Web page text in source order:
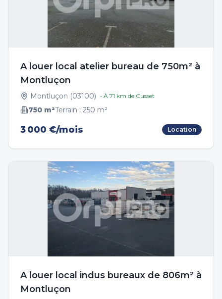
A louer local atelier bureau de 750m² à
Montluçon
Montluçon (03100) • À 71 km de Cusset
750 m²Terrain : 250 m²
3 000 €/mois Location
A louer local indus bureaux de 806m² à
Montluçon